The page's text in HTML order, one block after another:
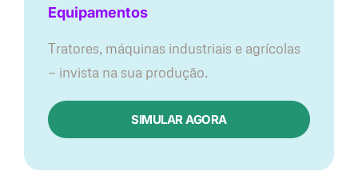
Equipamentos
Tratores, máquinas industriais e agrícolas
— invista na sua produção.
SIMULAR AGORA